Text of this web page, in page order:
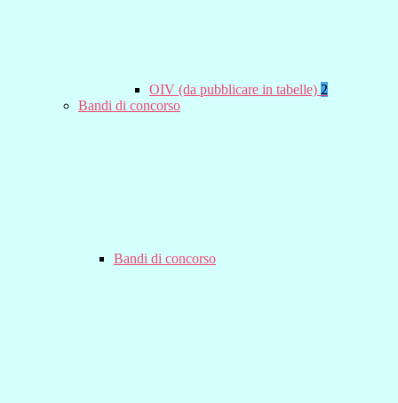
OIV (da pubblicare in tabelle) 2
Bandi di concorso
Bandi di concorso